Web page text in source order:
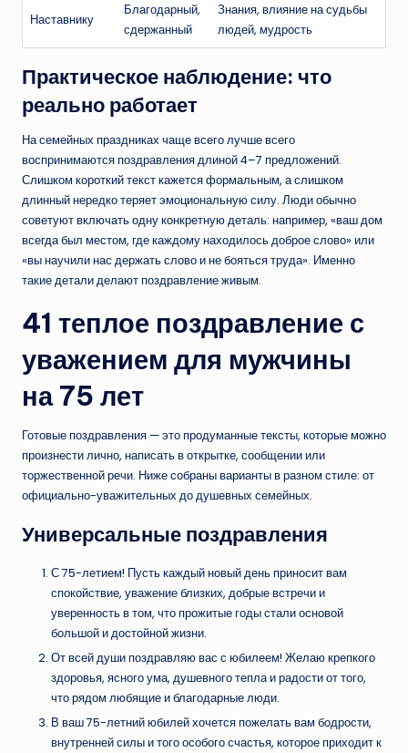
Наставнику
Благодарный,
сдержанный
Знания, влияние на судьбы
людей, мудрость
Практическое наблюдение: что
реально работает
На семейных праздниках чаще всего лучше всего
воспринимаются поздравления длиной 4–7 предложений.
Слишком короткий текст кажется формальным, а слишком
длинный нередко теряет эмоциональную силу. Люди обычно
советуют включать одну конкретную деталь: например, «ваш дом
всегда был местом, где каждому находилось доброе слово» или
«вы научили нас держать слово и не бояться труда». Именно
такие детали делают поздравление живым.
41 теплое поздравление с
уважением для мужчины
на 75 лет
Готовые поздравления — это продуманные тексты, которые можно
произнести лично, написать в открытке, сообщении или
торжественной речи. Ниже собраны варианты в разном стиле: от
официально-уважительных до душевных семейных.
Универсальные поздравления
С 75-летием! Пусть каждый новый день приносит вам
спокойствие, уважение близких, добрые встречи и
уверенность в том, что прожитые годы стали основой
большой и достойной жизни.
От всей души поздравляю вас с юбилеем! Желаю крепкого
здоровья, ясного ума, душевного тепла и радости от того,
что рядом любящие и благодарные люди.
В ваш 75-летний юбилей хочется пожелать вам бодрости,
внутренней силы и того особого счастья, которое приходит к